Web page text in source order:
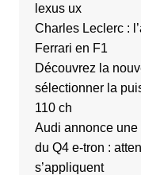
lexus ux
Charles Leclerc :
Ferrari en F1
Découvrez la
sélectionner la
110 ch
Audi annonce
du Q4 e-tron :
s’appliquent